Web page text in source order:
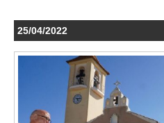
25/04/2022